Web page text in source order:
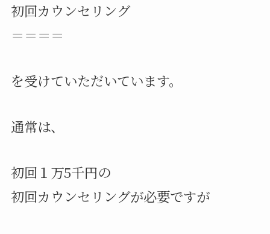
初回カウンセリング
＝＝＝＝
を受けていただいています。
通常は、
初回１万5千円の
初回カウンセリングが必要ですが